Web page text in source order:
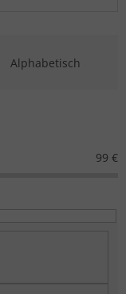
Alphabetisch
99 €